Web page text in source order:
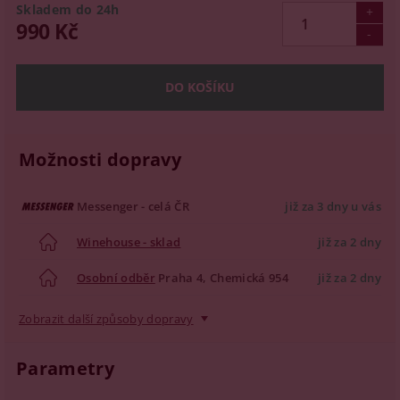
Skladem do 24h
990 Kč
Možnosti dopravy
Messenger - celá ČR již za 3 dny u vás
Winehouse - sklad již za 2 dny
Osobní odběr Praha 4, Chemická 954 již za 2 dny
Zobrazit další způsoby dopravy
Parametry